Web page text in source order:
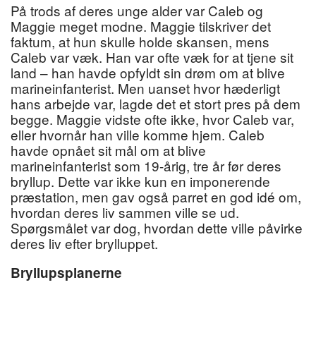
På trods af deres unge alder var Caleb og
Maggie meget modne. Maggie tilskriver det
faktum, at hun skulle holde skansen, mens
Caleb var væk. Han var ofte væk for at tjene sit
land – han havde opfyldt sin drøm om at blive
marineinfanterist. Men uanset hvor hæderligt
hans arbejde var, lagde det et stort pres på dem
begge. Maggie vidste ofte ikke, hvor Caleb var,
eller hvornår han ville komme hjem. Caleb
havde opnået sit mål om at blive
marineinfanterist som 19-årig, tre år før deres
bryllup. Dette var ikke kun en imponerende
præstation, men gav også parret en god idé om,
hvordan deres liv sammen ville se ud.
Spørgsmålet var dog, hvordan dette ville påvirke
deres liv efter brylluppet.
Bryllupsplanerne